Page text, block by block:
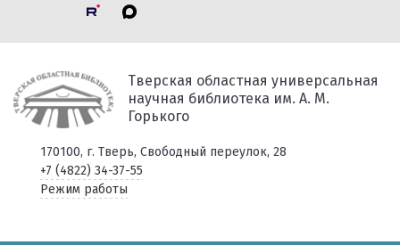
Тверская областная универсальная
научная библиотека им. А. М.
Горького
170100, г. Тверь, Свободный переулок, 28
+7 (4822) 34-37-55
Режим работы